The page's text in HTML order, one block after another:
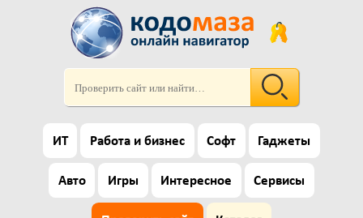
ИТ Работа и бизнес Софт Гаджеты
Авто Игры Интересное Сервисы